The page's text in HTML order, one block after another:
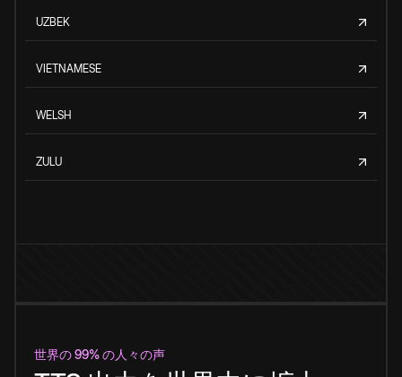
UZBEK
VIETNAMESE
WELSH
ZULU
世界の 99% の人々の声